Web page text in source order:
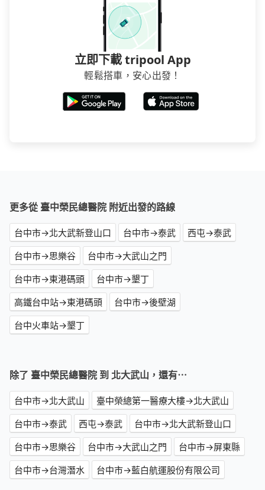
立即下載 tripool App
輕鬆搭車，安心出發！
更多從 臺中榮民總醫院 附近出發的路線
台中市→北大武新登山口 台中市→泰武
西屯→泰武
台中市→思樂谷
台中市→大武山之門
台中市→東港碼頭
台中市→墾丁
高鐵台中站→東港碼頭
台中市→後壁湖
台中火車站→墾丁
除了 臺中榮民總醫院 到 北大武山，還有⋯
台中市→北大武山
臺中榮總第一醫療大樓→北大武山
台中市→泰武
西屯→泰武
台中市→北大武新登山口
台中市→思樂谷
台中市→大武山之門
台中市→屏東縣
台中市→台灣潛水
台中市→藍白航運股份有限公司